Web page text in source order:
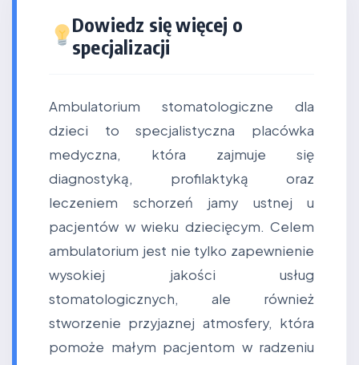
Dowiedz się więcej o
specjalizacji
Ambulatorium stomatologiczne dla
dzieci to specjalistyczna placówka
medyczna, która zajmuje się
diagnostyką, profilaktyką oraz
leczeniem schorzeń jamy ustnej u
pacjentów w wieku dziecięcym. Celem
ambulatorium jest nie tylko zapewnienie
wysokiej jakości usług
stomatologicznych, ale również
stworzenie przyjaznej atmosfery, która
pomoże małym pacjentom w radzeniu